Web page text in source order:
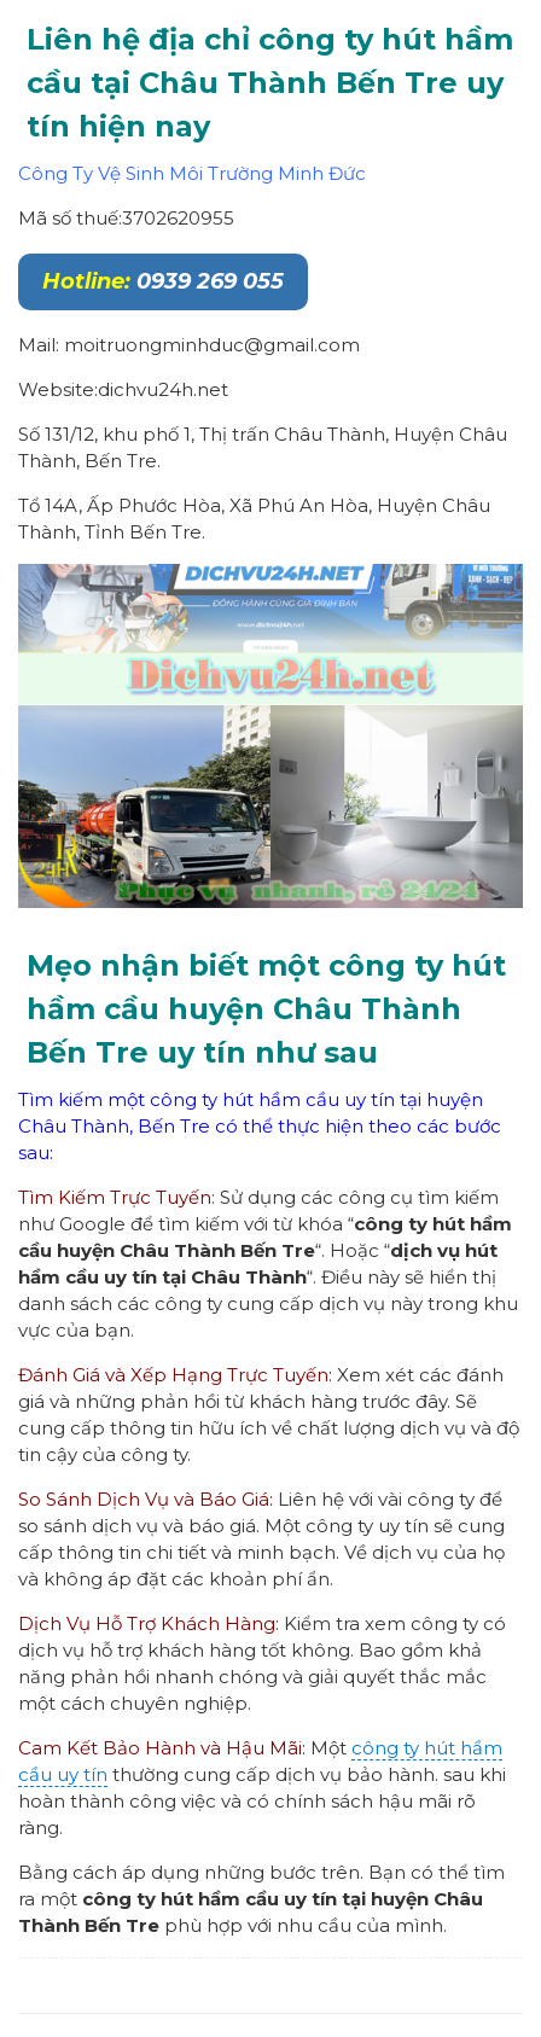
Liên hệ địa chỉ công ty hút hầm
cầu tại Châu Thành Bến Tre uy
tín hiện nay
Công Ty Vệ Sinh Môi Trường Minh Đức
Mã số thuế:3702620955
Hotline: 0939 269 055
Mail: moitruongminhduc@gmail.com
Website:dichvu24h.net
Số 131/12, khu phố 1, Thị trấn Châu Thành, Huyện Châu
Thành, Bến Tre.
Tổ 14A, Ấp Phước Hòa, Xã Phú An Hòa, Huyện Châu
Thành, Tỉnh Bến Tre.
Mẹo nhận biết một công ty hút
hầm cầu huyện Châu Thành
Bến Tre uy tín như sau
Tìm kiếm một công ty hút hầm cầu uy tín tại huyện
Châu Thành, Bến Tre có thể thực hiện theo các bước
sau:
Tìm Kiếm Trực Tuyến: Sử dụng các công cụ tìm kiếm
như Google để tìm kiếm với từ khóa “công ty hút hầm
cầu huyện Châu Thành Bến Tre“. Hoặc “dịch vụ hút
hầm cầu uy tín tại Châu Thành“. Điều này sẽ hiển thị
danh sách các công ty cung cấp dịch vụ này trong khu
vực của bạn.
Đánh Giá và Xếp Hạng Trực Tuyến: Xem xét các đánh
giá và những phản hồi từ khách hàng trước đây. Sẽ
cung cấp thông tin hữu ích về chất lượng dịch vụ và độ
tin cậy của công ty.
So Sánh Dịch Vụ và Báo Giá: Liên hệ với vài công ty để
so sánh dịch vụ và báo giá. Một công ty uy tín sẽ cung
cấp thông tin chi tiết và minh bạch. Về dịch vụ của họ
và không áp đặt các khoản phí ẩn.
Dịch Vụ Hỗ Trợ Khách Hàng: Kiểm tra xem công ty có
dịch vụ hỗ trợ khách hàng tốt không. Bao gồm khả
năng phản hồi nhanh chóng và giải quyết thắc mắc
một cách chuyên nghiệp.
Cam Kết Bảo Hành và Hậu Mãi: Một công ty hút hầm
cầu uy tín thường cung cấp dịch vụ bảo hành. sau khi
hoàn thành công việc và có chính sách hậu mãi rõ
ràng.
Bằng cách áp dụng những bước trên. Bạn có thể tìm
ra một công ty hút hầm cầu uy tín tại huyện Châu
Thành Bến Tre phù hợp với nhu cầu của mình.